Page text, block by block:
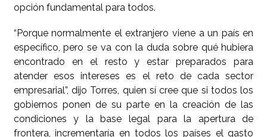
opción fundamental para todos.
“Porque normalmente el extranjero viene a un país en
específico, pero se va con la duda sobre qué hubiera
encontrado en el resto y estar preparados para
atender esos intereses es el reto de cada sector
empresarial”, dijo Torres, quien sí cree que si todos los
gobiernos ponen de su parte en la creación de las
condiciones y la base legal para la apertura de
frontera, incrementaría en todos los países el gasto